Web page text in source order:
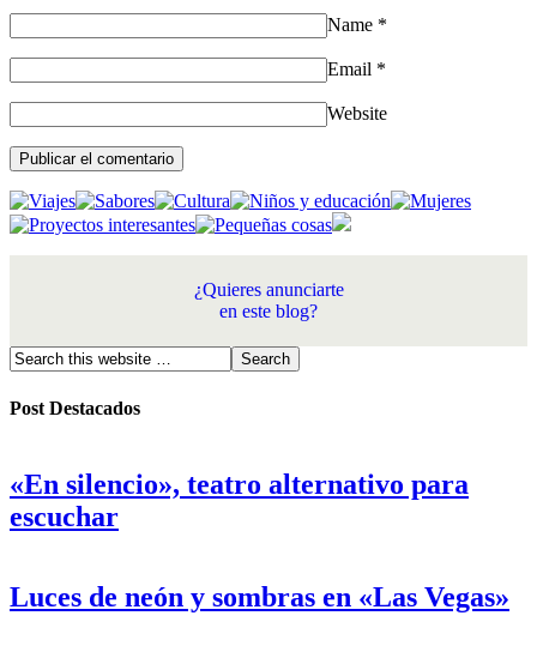
Name *
Email *
Website
¿Quieres anunciarte
en este blog?
Post Destacados
«En silencio», teatro alternativo para
escuchar
Luces de neón y sombras en «Las Vegas»